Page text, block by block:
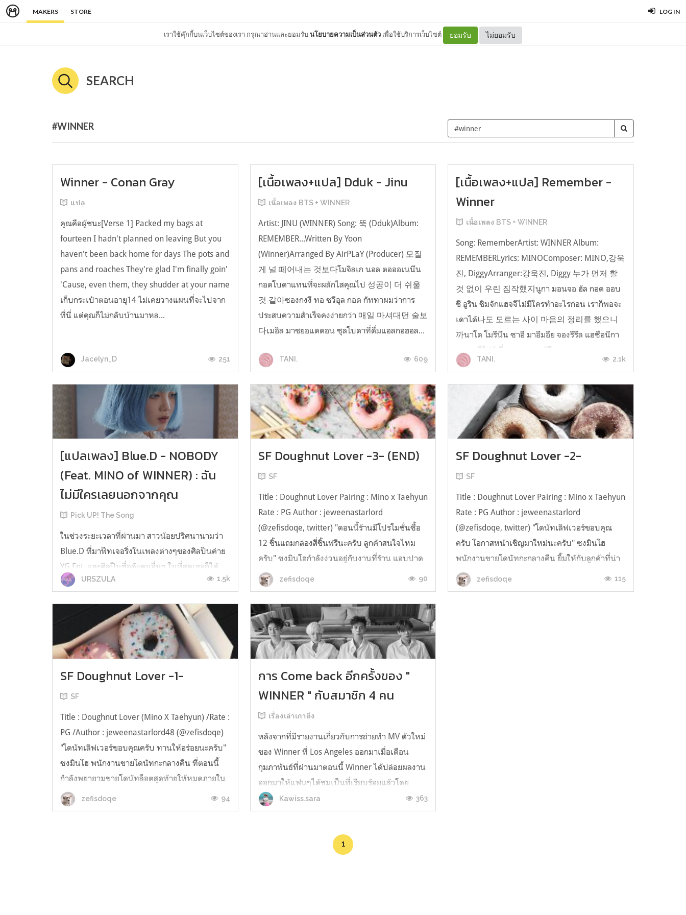
MAKERS STORE LOG IN
เราใช้คุ๊กกี้บนเว็บไซต์ของเรา กรุณาอ่านและยอมรับนโยบายความเป็นส่วนตัว เพื่อใช้บริการเว็บไซต์ ยอมรับ ไม่ยอมรับ
SEARCH
#WINNER
Winner - Conan Gray
แปล
คุณคือผู้ชนะ[Verse 1] Packed my bags at
fourteen I hadn't planned on leaving But you
haven't been back home for days The pots and
pans and roaches They're glad I'm finally goin'
'Cause, even them, they shudder at your name
เก็บกระเป๋าตอนอายุ14 ไม่เคยวางแผนที่จะไปจาก
ที่นี่ แต่คุณก็ไม่กลับบ้านมาหล...
Jacelyn_D 251
[เนื้อเพลง+แปล] Dduk - Jinu
เนื้อเพลง BTS + WINNER
Artist: JINU (WINNER) Song: 뚝 (Dduk)Album:
REMEMBER...Written By Yoon
(Winner)Arranged By AirPLaY (Producer) 모질
게 널 떼어내는 것보다โมจิลเก นอล ตอออเนนึน
กอดโบดาแทนที่จะผลักไสคุณไป 성공이 더 쉬울
것 같아ซองกงงี ทอ ชวีอุล กอด กัททาผมว่าการ
ประสบความสำเร็จคงง่ายกว่า 매일 마셔대던 술보
다เมอิล มาชยอแดดอน ซุลโบดาที่ดื่มแอลกอฮอล...
TANI. 609
[เนื้อเพลง+แปล] Remember -
Winner
เนื้อเพลง BTS + WINNER
Song: RememberArtist: WINNER Album:
REMEMBERLyrics: MINOComposer: MINO,강욱
진, DiggyArranger:강욱진, Diggy 누가 먼저 할
것 없이 우린 짐작했지นูกา มอนจอ ฮัล กอด ออบ
ชี อูริน ชิมจักแฮจจีไม่มีใครทำอะไรก่อน เราก็พอจะ
เดาได้나도 모르는 사이 마음의 정리를 했으니
까นาโด โมรึนึน ซาอี มาอึมอึย จองรีรึล แฮซือนีกา
ผมเองก็ไม่รู้ ที่สะสางความรู้สึก...
TANI. 2.1k
[แปลเพลง] Blue.D - NOBODY
(Feat. MINO of WINNER) : ฉัน
ไม่มีใครเลยนอกจากคุณ
Pick UP! The Song
ในช่วงระยะเวลาที่ผ่านมา สาวน้อยปริศนานามว่า
Blue.D ที่มาฟีทเจอริ่งในเพลงต่างๆของศิลปินค่าย
YG Ent. และศิลปินชื่อดังคนอื่นๆ ในที่สุดเธอก็ได้
ปล่อยผลงานเดบิวต์อย่างเป็นทางการ ภายใต้สังกัด
กับเรือนผมสั้นสีฟ้าและน้ำเสียงที่เป็นเอกลักษณ์ ทั้ง
ยังสร้างความประหลาดใ...
URSZULA 1.5k
SF Doughnut Lover -3- (END)
SF
Title : Doughnut Lover Pairing : Mino x Taehyun
Rate : PG Author : jeweenastarlord
(@zefisdoqe, twitter) "ตอนนี้ร้านมีโปรโมชั่นซื้อ
12 ชิ้นแถมกล่องสี่ชิ้นฟรีนะครับ ลูกค้าสนใจไหม
ครับ" ซงมินโฮกำลังง่วนอยู่กับงานที่ร้าน แอบปาด
เหงื่อแต่ก็ยังคงยิ้มแย้มขณะยืนแนะนำป้ายโปรโมชั่
นของเดือนนี้ให้ลูกค้าสาว...
zefisdoqe 90
SF Doughnut Lover -2-
SF
Title : Doughnut Lover Pairing : Mino x Taehyun
Rate : PG Author : jeweenastarlord
(@zefisdoqe, twitter) "โดนัทเลิฟเวอร์ขอบคุณ
ครับ โอกาสหน้าเชิญมาใหม่นะครับ" ซงมินโฮ
พนักงานขายโดนัทกะกลางคืน ยิ้มให้กับลูกค้าที่น่า
จะเป็นลูกค้าล็อตสุดท้ายของคืนนี้ วันนี้เป็นวันดีอีก
วันหนึ่งที่สามารถขายโดนัทให้ห...
zefisdoqe 115
SF Doughnut Lover -1-
SF
Title : Doughnut Lover (Mino X Taehyun) /Rate :
PG /Author : jeweenastarlord48 (@zefisdoqe)
"โดนัทเลิฟเวอร์ขอบคุณครับ ทานให้อร่อยนะครับ"
ซงมินโฮ พนักงานขายโดนัทกะกลางคืน ที่ตอนนี้
กำลังพยายามขายโดนัทล็อตสุดท้ายให้หมดภายใน
เที่ยงคืนนี้ จะได้กลับบ้านไปนอนไวๆ ไม่ต้องมานั่ง
เช็คสต๊อกแล้วเอาโดนัทพวกนี้ไป...
zefisdoqe 94
การ Come back อีกครั้งของ "
WINNER " กับสมาชิก 4 คน
เรื่องเล่าเกาติ่ง
หลังจากที่มีรายงานเกี่ยวกับการถ่ายทำ MV ตัวใหม่
ของ Winner ที่ Los Angeles ออกมาเมื่อเดือน
กุมภาพันธ์ที่ผ่านมาตอนนี้ Winner ได้ปล่อยผลงาน
ออกมาให้แฟนๆได้ชมเป็นที่เรียบร้อยแล้วโดย
ปล่อย Title tracks ลงใน Youtube ถึง 2 เพลงด้วย
กัน คือเพลง ‘REALLY REALLY’ และเพลง ‘FOOL’
Kawiss.sara 363
1